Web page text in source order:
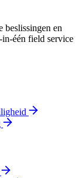
beslissingen en
in-één field service